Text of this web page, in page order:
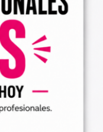
impresión, negocios
incorporar a tus